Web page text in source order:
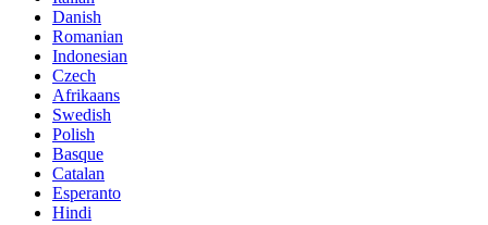
Danish
Romanian
Indonesian
Czech
Afrikaans
Swedish
Polish
Basque
Catalan
Esperanto
Hindi